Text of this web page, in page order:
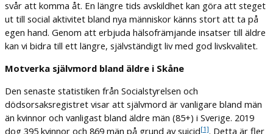
svår att komma åt. En längre tids avskildhet kan göra att steget
ut till social aktivitet bland nya människor känns stort att ta på
egen hand. Genom att erbjuda hälsofrämjande insatser till äldre
kan vi bidra till ett längre, självständigt liv med god livskvalitet.
Motverka självmord bland äldre i Skåne
Den senaste statistiken från Socialstyrelsen och
dödsorsaksregistret visar att självmord är vanligare bland män
än kvinnor och vanligast bland äldre män (85+) i Sverige. 2019
dog 395 kvinnor och 869 män på grund av suicid[1]. Detta är fler